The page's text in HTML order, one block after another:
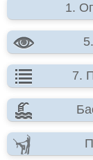
Рыбалка
Хостел
1.
7.